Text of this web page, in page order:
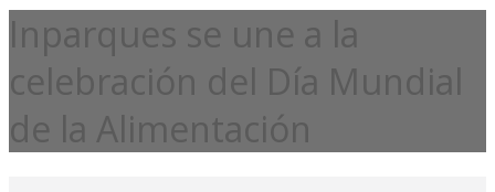
Inparques se une a la
celebración del Día Mundial
de la Alimentación